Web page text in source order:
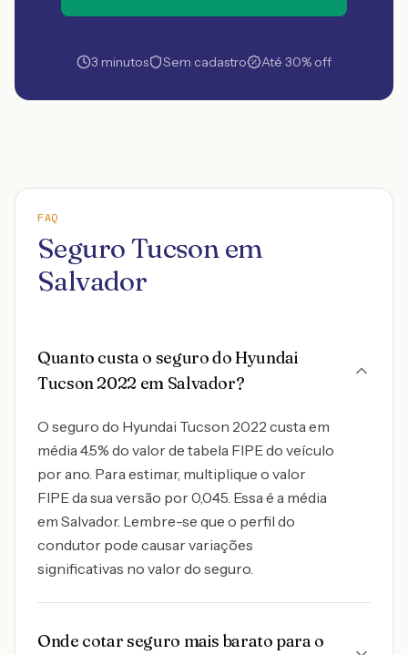
3 minutos Sem cadastro Até 30% off
FAQ
Seguro Tucson em
Salvador
Quanto custa o seguro do Hyundai
Tucson 2022 em Salvador?
O seguro do Hyundai Tucson 2022 custa em
média 4.5% do valor de tabela FIPE do veículo
por ano. Para estimar, multiplique o valor
FIPE da sua versão por 0,045. Essa é a média
em Salvador. Lembre-se que o perfil do
condutor pode causar variações
significativas no valor do seguro.
Onde cotar seguro mais barato para o